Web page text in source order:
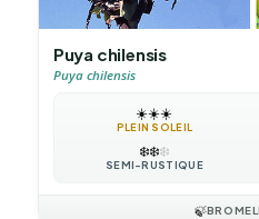
Puya chilensis
Puya chilensis
☀️☀️☀️
PLEIN SOLEIL
❄️❄️❄️
SEMI-RUSTIQUE
🍃